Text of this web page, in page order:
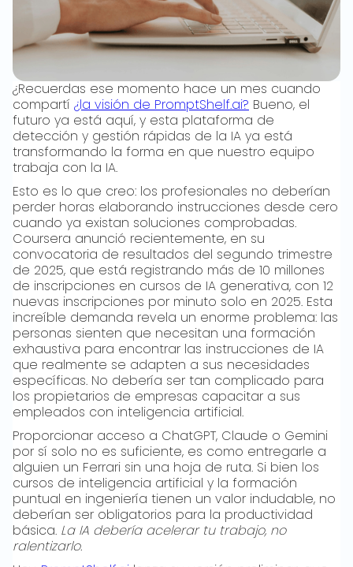
¿Recuerdas ese momento hace un mes cuando
compartí ¿la visión de PromptShelf.ai? Bueno, el
futuro ya está aquí, y esta plataforma de
detección y gestión rápidas de la IA ya está
transformando la forma en que nuestro equipo
trabaja con la IA.
Esto es lo que creo: los profesionales no deberían
perder horas elaborando instrucciones desde cero
cuando ya existan soluciones comprobadas.
Coursera anunció recientemente, en su
convocatoria de resultados del segundo trimestre
de 2025, que está registrando más de 10 millones
de inscripciones en cursos de IA generativa, con 12
nuevas inscripciones por minuto solo en 2025. Esta
increíble demanda revela un enorme problema: las
personas sienten que necesitan una formación
exhaustiva para encontrar las instrucciones de IA
que realmente se adapten a sus necesidades
específicas. No debería ser tan complicado para
los propietarios de empresas capacitar a sus
empleados con inteligencia artificial.
Proporcionar acceso a ChatGPT, Claude o Gemini
por sí solo no es suficiente, es como entregarle a
alguien un Ferrari sin una hoja de ruta. Si bien los
cursos de inteligencia artificial y la formación
puntual en ingeniería tienen un valor indudable, no
deberían ser obligatorios para la productividad
básica. La IA debería acelerar tu trabajo, no
ralentizarlo.